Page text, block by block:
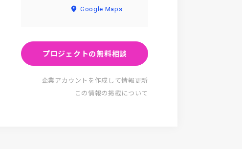
Google Maps
プロジェクトの無料相談
企業アカウントを作成して情報更新
この情報の掲載について